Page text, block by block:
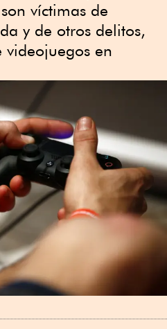
víctimas de
y de otros delitos,
videojuegos en